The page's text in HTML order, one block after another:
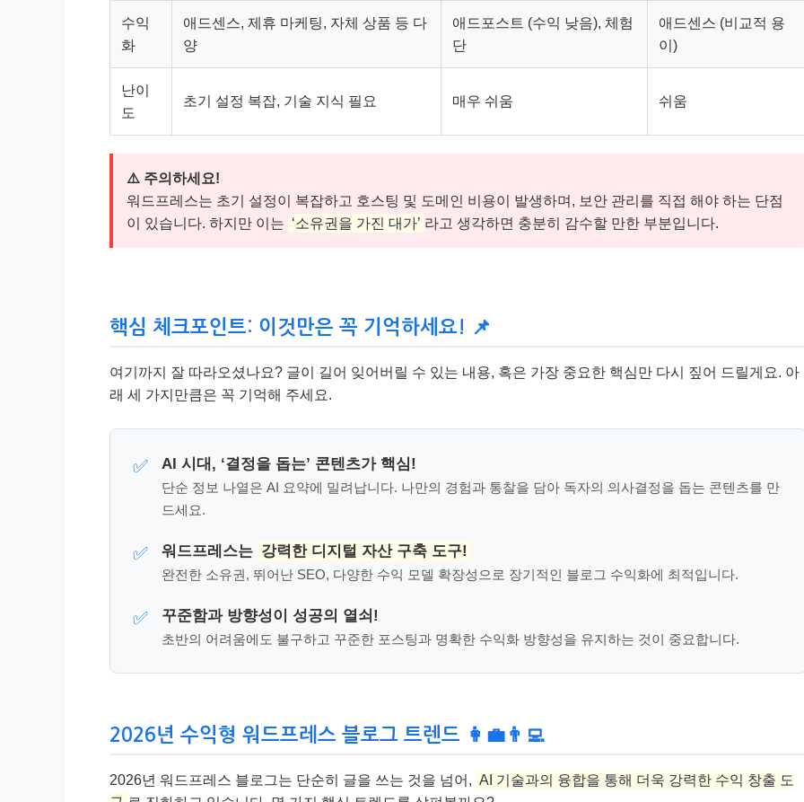
수익
화
애드센스, 제휴 마케팅, 자체 상품 등 다
양
애드포스트 (수익 낮음), 체험
단
애드센스 (비교적 용
이)
난이
도
초기 설정 복잡, 기술 지식 필요 매우 쉬움 쉬움
⚠️ 주의하세요!
워드프레스는 초기 설정이 복잡하고 호스팅 및 도메인 비용이 발생하며, 보안 관리를 직접 해야 하는 단점
이 있습니다. 하지만 이는 ‘소유권을 가진 대가’ 라고 생각하면 충분히 감수할 만한 부분입니다.
핵심 체크포인트: 이것만은 꼭 기억하세요! 📌
여기까지 잘 따라오셨나요? 글이 길어 잊어버릴 수 있는 내용, 혹은 가장 중요한 핵심만 다시 짚어 드릴게요. 아
래 세 가지만큼은 꼭 기억해 주세요.
✅ AI 시대, ‘결정을 돕는’ 콘텐츠가 핵심!
단순 정보 나열은 AI 요약에 밀려납니다. 나만의 경험과 통찰을 담아 독자의 의사결정을 돕는 콘텐츠를 만
드세요.
✅ 워드프레스는 강력한 디지털 자산 구축 도구!
완전한 소유권, 뛰어난 SEO, 다양한 수익 모델 확장성으로 장기적인 블로그 수익화에 최적입니다.
✅ 꾸준함과 방향성이 성공의 열쇠!
초반의 어려움에도 불구하고 꾸준한 포스팅과 명확한 수익화 방향성을 유지하는 것이 중요합니다.
2026년 수익형 워드프레스 블로그 트렌드 👩‍💼👨‍💻
2026년 워드프레스 블로그는 단순히 글을 쓰는 것을 넘어, AI 기술과의 융합을 통해 더욱 강력한 수익 창출 도